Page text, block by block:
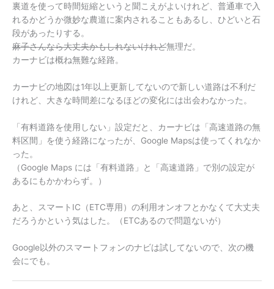
裏道を使って時間短縮というと聞こえがよいけれど、普通車で入
れるかどうか微妙な農道に案内されることもあるし、ひどいと石
段があったりする。
麻子さんなら大丈夫かもしれないけれど無理だ。
カーナビは概ね無難な経路。
カーナビの地図は1年以上更新してないので新しい道路は不利だ
けれど、大きな時間差になるほどの変化には出会わなかった。
「有料道路を使用しない」設定だと、カーナビは「高速道路の無
料区間」を使う経路になったが、Google Mapsは使ってくれなか
った。
（Google Maps には「有料道路」と「高速道路」で別の設定が
あるにもかかわらず。）
あと、スマートIC（ETC専用）の利用オンオフとかなくて大丈夫
だろうかという気はした。（ETCあるので問題ないが）
Google以外のスマートフォンのナビは試してないので、次の機
会にでも。